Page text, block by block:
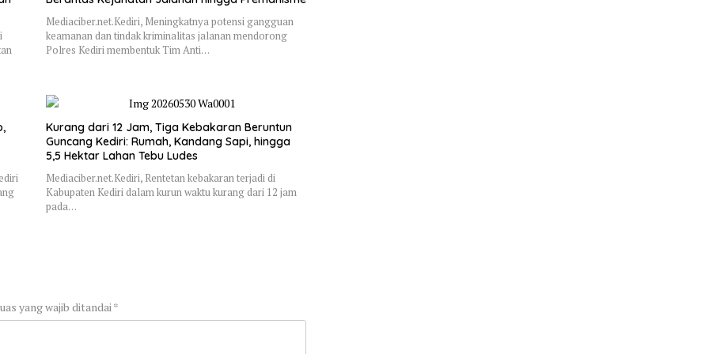
Mediaciber.net.Kediri, Meningkatnya potensi gangguan
keamanan dan tindak kriminalitas jalanan mendorong
Polres Kediri membentuk Tim Anti…
Kurang dari 12 Jam, Tiga Kebakaran Beruntun
Guncang Kediri: Rumah, Kandang Sapi, hingga
5,5 Hektar Lahan Tebu Ludes
Mediaciber.net.Kediri, Rentetan kebakaran terjadi di
Kabupaten Kediri dalam kurun waktu kurang dari 12 jam
pada…
yang wajib ditandai*